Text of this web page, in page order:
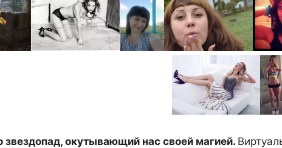
звездопад, окутывающий нас своей магией.